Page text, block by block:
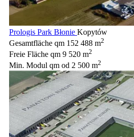
Prologis Park Błonie Kopytów
Gesamtfläche qm 152 488 m2
Freie Fläche qm 9 520 m2
Min. Modul qm od 2 500 m2